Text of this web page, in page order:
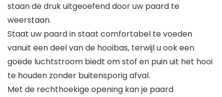
staan ​​de druk uitgeoefend door uw paard te
weerstaan.
Staat uw paard in staat comfortabel te voeden
vanuit een deel van de hooibas, terwijl u ook een
goede luchtstroom biedt om stof en puin uit het hooi
te houden zonder buitensporig afval.
Met de rechthoekige opening kan je paard